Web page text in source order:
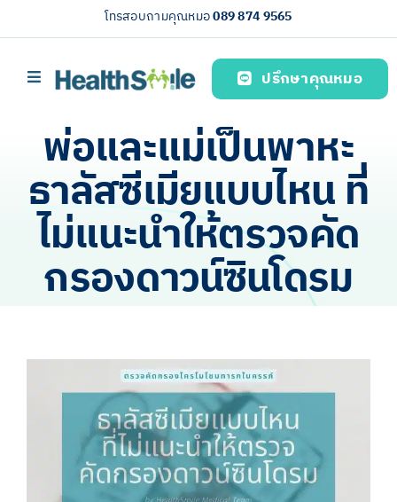
to
โทรสอบถามคุณหมอ089 874 9565
Toggle
บริการของเรา (Our services)
ความรู้สุขภาพ
เกี่ยวกับเรา
ไทย
ปรึกษาคุณหมอ
พ่อและแม่เป็นพาหะ
ธาลัสซีเมียแบบไหน ที่
ไม่แนะนำให้ตรวจคัด
กรองดาวน์ซินโดรม